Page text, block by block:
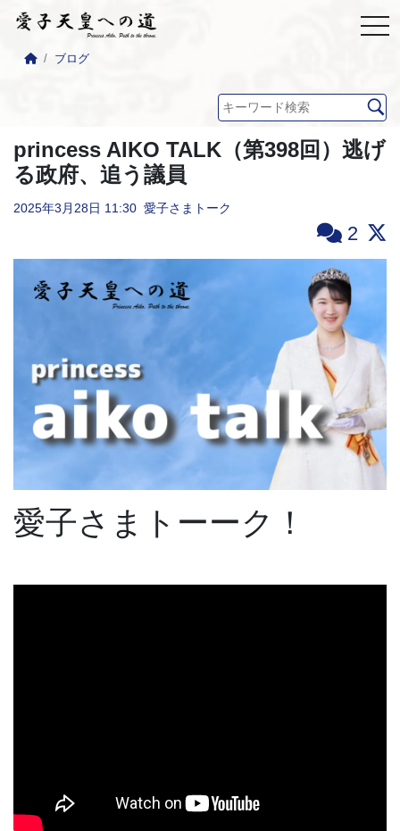
ブログ
princess AIKO TALK（第398回）逃げ
る政府、追う議員
2025年3月28日 11:30 愛子さまトーク
2
愛子さまトーーク！